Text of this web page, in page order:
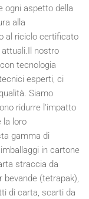
ogni aspetto della
alla
al riciclo certificato
nostro
tecnologia
esperti, ci
Siamo
ridurre l'impatto
la loro
gamma di
in cartone
straccia da
bevande (tetrapak),
di carta, scarti da